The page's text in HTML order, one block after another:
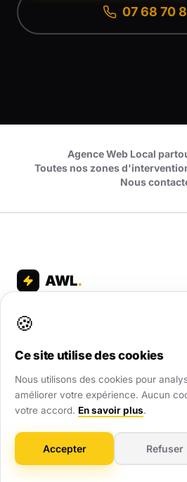
07 68 70
Agence Web Local
Toutes nos zones
Nous
AWL.
transformons votre visibilité locale
Création de sites
Créez votre site en 5min
Landing Page
🍪
Ce site utilise des cookies
Nous utilisons des cookies pour
améliorer votre expérience. Aucun
votre accord. En savoir plus.
Accepter Refuser